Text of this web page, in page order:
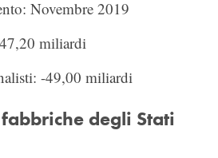
Novembre 2019
miliardi
-49,00 miliardi
degli Stati